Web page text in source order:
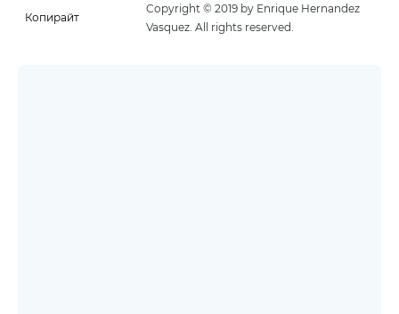
Копирайт
Copyright © 2019 by Enrique Hernandez
Vasquez. All rights reserved.